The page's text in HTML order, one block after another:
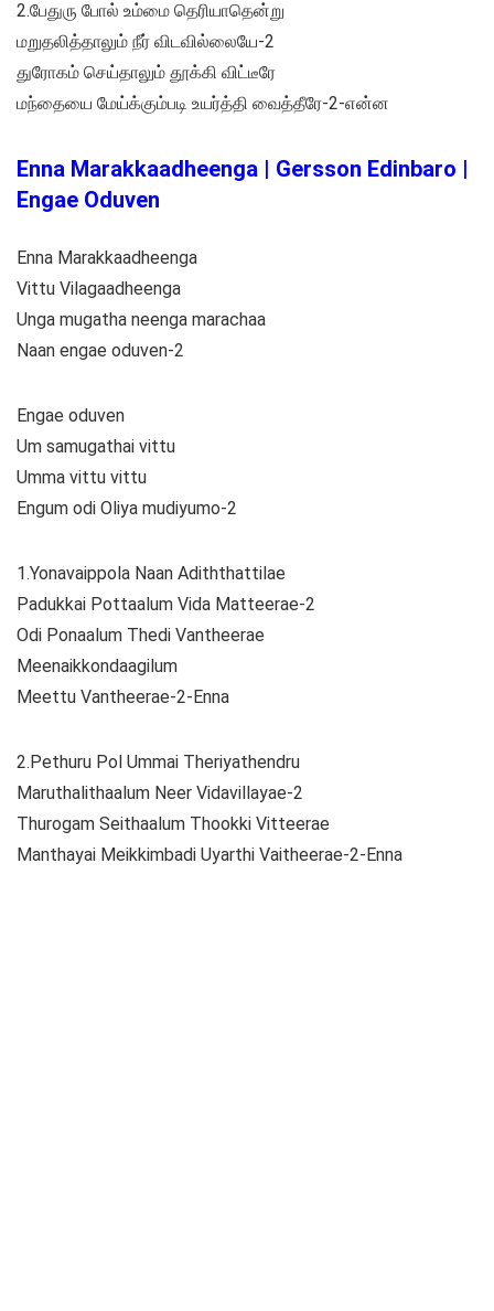
2.பேதுரு போல் உம்மை தெரியாதென்று
மறுதலித்தாலும் நீர் விடவில்லையே-2
துரோகம் செய்தாலும் தூக்கி விட்டீரே
மந்தையை மேய்க்கும்படி உயர்த்தி வைத்தீரே-2-என்ன
Enna Marakkaadheenga | Gersson Edinbaro |
Engae Oduven
Enna Marakkaadheenga
Vittu Vilagaadheenga
Unga mugatha neenga marachaa
Naan engae oduven-2
Engae oduven
Um samugathai vittu
Umma vittu vittu
Engum odi Oliya mudiyumo-2
1.Yonavaippola Naan Adiththattilae
Padukkai Pottaalum Vida Matteerae-2
Odi Ponaalum Thedi Vantheerae
Meenaikkondaagilum
Meettu Vantheerae-2-Enna
2.Pethuru Pol Ummai Theriyathendru
Maruthalithaalum Neer Vidavillayae-2
Thurogam Seithaalum Thookki Vitteerae
Manthayai Meikkimbadi Uyarthi Vaitheerae-2-Enna